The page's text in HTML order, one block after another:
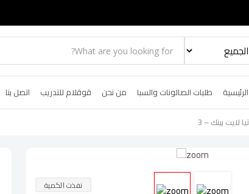
الرئيسية طلبات الصالونات والسبا من نحن قوقلام للتدريب اتصل بنا
لايت بينك – 3
نفذت الكمية